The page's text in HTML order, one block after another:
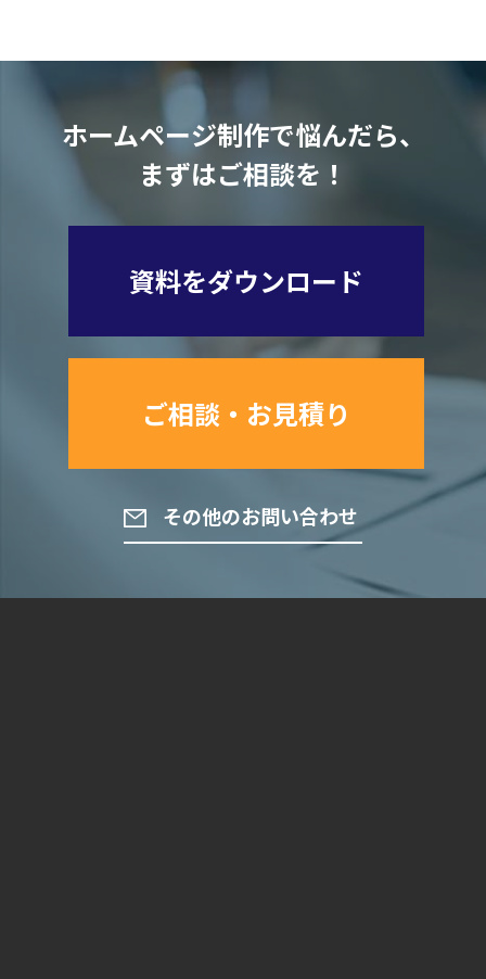
ホームページ制作で悩んだら、
まずはご相談を！
資料をダウンロード
ご相談・お見積り
その他のお問い合わせ